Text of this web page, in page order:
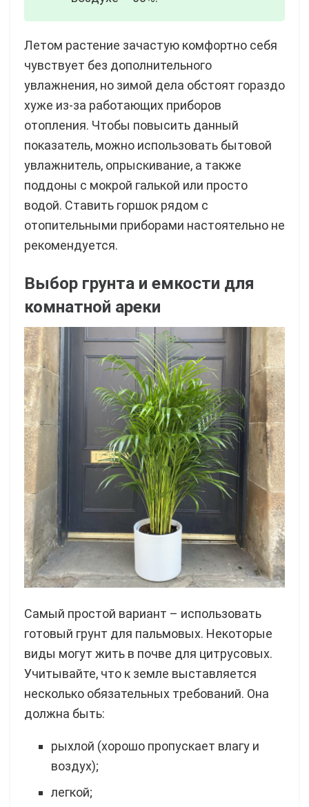
Летом растение зачастую комфортно себя
чувствует без дополнительного
увлажнения, но зимой дела обстоят гораздо
хуже из-за работающих приборов
отопления. Чтобы повысить данный
показатель, можно использовать бытовой
увлажнитель, опрыскивание, а также
поддоны с мокрой галькой или просто
водой. Ставить горшок рядом с
отопительными приборами настоятельно не
рекомендуется.
Выбор грунта и емкости для
комнатной ареки
Самый простой вариант – использовать
готовый грунт для пальмовых. Некоторые
виды могут жить в почве для цитрусовых.
Учитывайте, что к земле выставляется
несколько обязательных требований. Она
должна быть:
рыхлой (хорошо пропускает влагу и
воздух);
легкой;